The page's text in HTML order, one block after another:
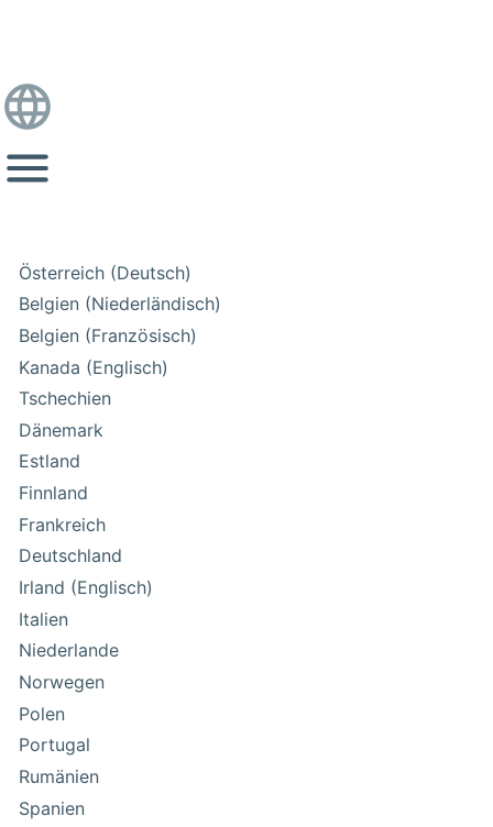
Österreich (Deutsch)
Belgien (Niederländisch)
Belgien (Französisch)
Kanada (Englisch)
Tschechien
Dänemark
Estland
Finnland
Frankreich
Deutschland
Irland (Englisch)
Italien
Niederlande
Norwegen
Polen
Portugal
Rumänien
Spanien